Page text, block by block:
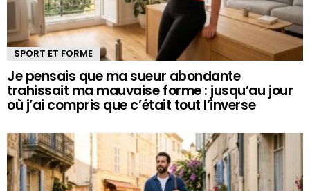
SPORT ET FORME
Je pensais que ma sueur abondante
trahissait ma mauvaise forme : jusqu’au jour
où j’ai compris que c’était tout l’inverse